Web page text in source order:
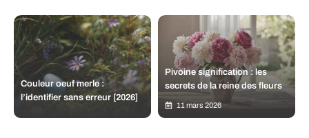
Couleur oeuf merle :
l’identifier sans erreur [2026]
Pivoine signification : les
secrets de la reine des fleurs
11 mars 2026